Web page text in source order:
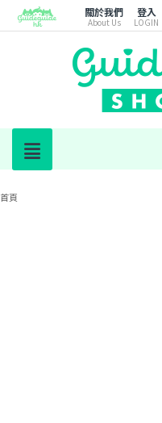
關於我們
About Us
登入
LOGIN
首頁